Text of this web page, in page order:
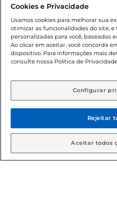
cliente. Os preços, ofertas e
o e-commerce e válidos
sofrer alterações sem prévia
de bebidas alcoólicas para
Lei n.º 8069/90, art. 81, inciso
Adolescente). Preços e
aviso prévio. O valor mínimo
© 2026 Copyright.
reservados
Cookies e Privacidade
Usamos cookies para melhorar sua
otimizar as funcionalidades do site,
personalizadas para você, baseadas
Ao clicar em aceitar, você concorda
dispositivo. Para informações mais
consulte nossa Política de
Configurar
Rejeitar
Aceitar todos